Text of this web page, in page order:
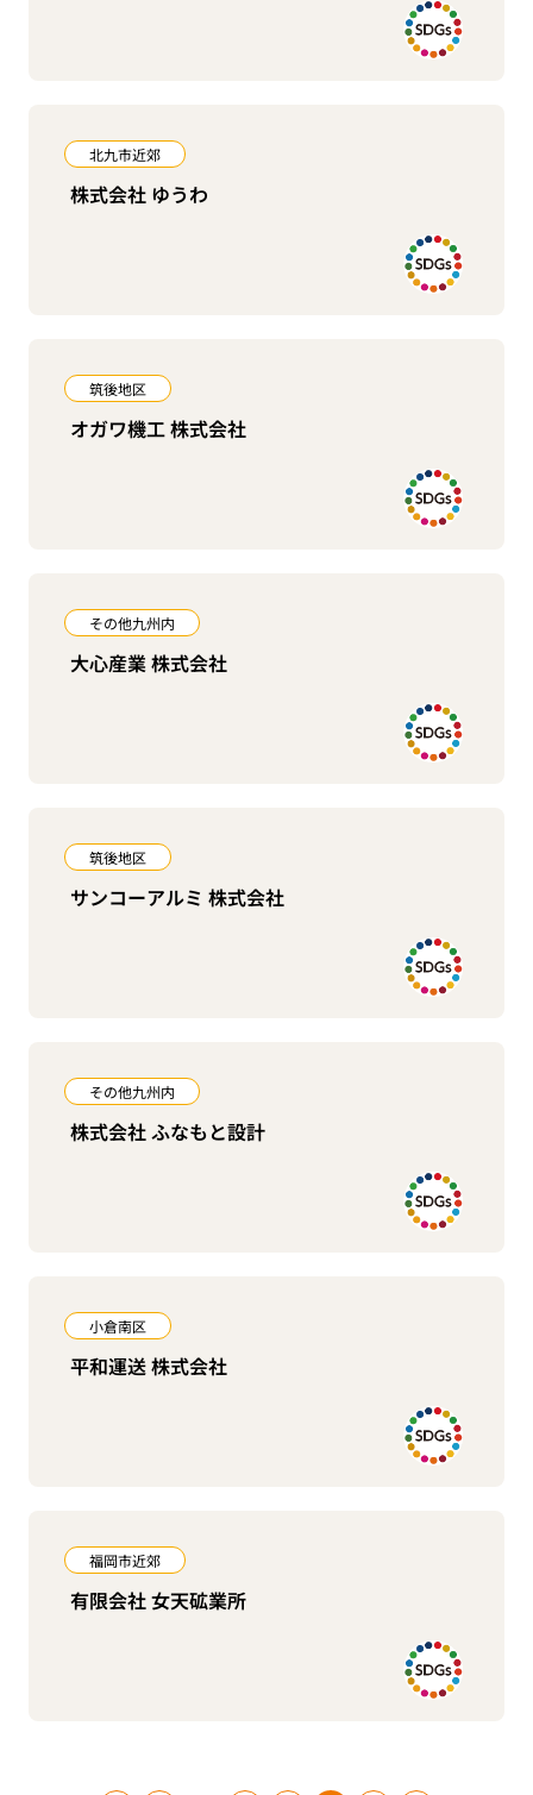
北九市近郊
株式会社 ゆうわ
筑後地区
オガワ機工 株式会社
その他九州内
大心産業 株式会社
筑後地区
サンコーアルミ 株式会社
その他九州内
株式会社 ふなもと設計
小倉南区
平和運送 株式会社
福岡市近郊
有限会社 女天砿業所